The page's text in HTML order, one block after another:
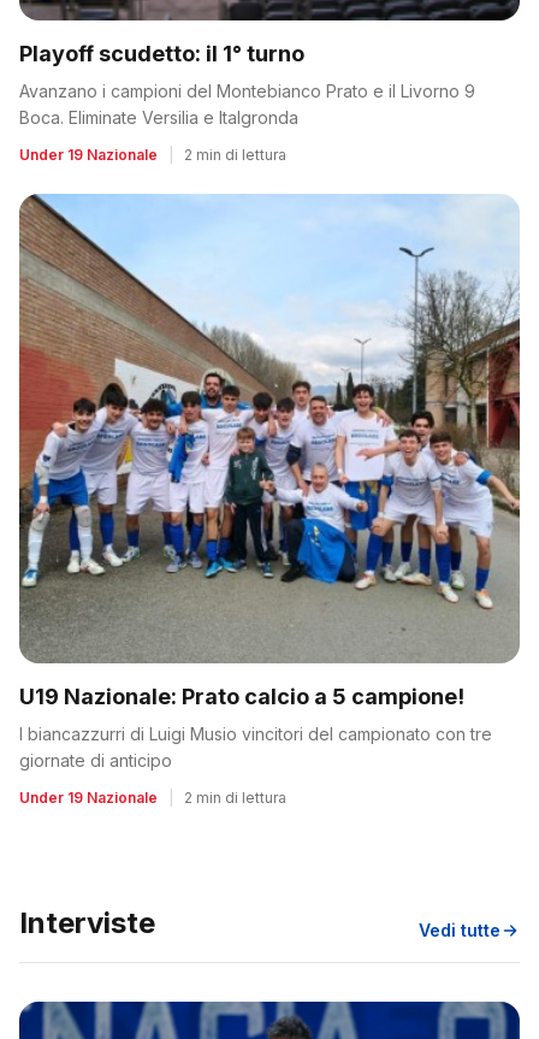
Playoff scudetto: il 1° turno
Avanzano i campioni del Montebianco Prato e il Livorno 9
Boca. Eliminate Versilia e Italgronda
Under 19 Nazionale 2 min di lettura
U19 Nazionale: Prato calcio a 5 campione!
I biancazzurri di Luigi Musio vincitori del campionato con tre
giornate di anticipo
Under 19 Nazionale 2 min di lettura
Interviste Vedi tutte